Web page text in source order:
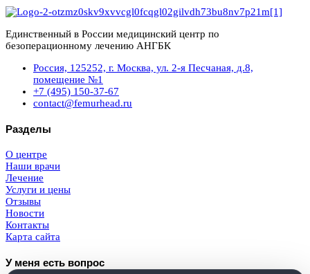
Единственный в России медицинский центр по
безоперационному лечению АНГБК
Россия, 125252, г. Москва, ул. 2-я Песчаная, д.8,
помещение №1
+7 (495) 150-37-67
contact@femurhead.ru
Разделы
О центре
Наши врачи
Лечение
Услуги и цены
Отзывы
Новости
Контакты
Карта сайта
У меня есть вопрос